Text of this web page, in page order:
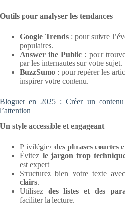
Outils pour analyser les tendances
Google Trends: pour suivre
populaires.
Answer the Public : pour
par les internautes sur votre sujet.
BuzzSumo : pour repérer les
inspirer votre contenu.
Bloguer en 2025 : Créer un
l’attention
Un style accessible et engageant
Privilégiez des phrases courtes
Évitez le jargon trop
est expert.
Structurez bien votre texte avec
clairs.
Utilisez des listes et des
faciliter la lecture.